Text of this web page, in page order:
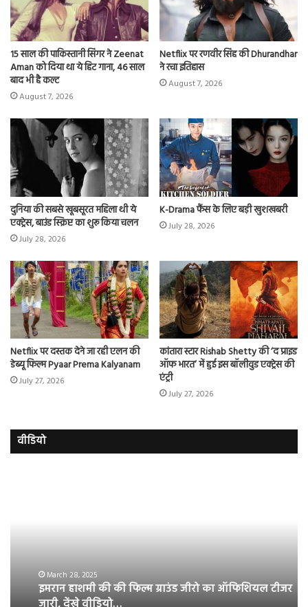
15 साल की पाकिस्तानी सिंगर ने Zeenat
Aman को दिया था ये हिट गाना, 46 साल
बाद भी है कल्ट
August 7, 2026
Netflix पर रणवीर सिंह की Dhurandhar
ने रचा इतिहास
August 7, 2026
दुनिया की सबसे खूबसूरत महिला थी ये
एक्ट्रेस, बाउंड स्क्रिप्ट का शुरू किया चलन
July 28, 2026
K-Drama फैंस के लिए बड़ी खुशखबरी
July 28, 2026
Netflix पर दस्तक देने जा रही एलन की
डेब्यू फिल्म Pyaar Prema Kalyanam
July 27, 2026
कांतारा स्टार Rishab Shetty की ‘द प्राइड
ऑफ भारत’ में हुई इस बॉलीवुड एक्ट्रेस की
एंट्री
July 27, 2026
वीडियो
ऑफिशियल
March 28, 2025
इमरान हाशमी की की फिल्म ग्राउंड जीरो का ऑफिशियल टीजर